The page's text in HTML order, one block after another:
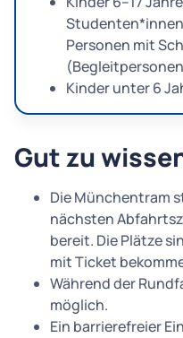
Personen mit
Kinder unter 6
Gut zu
Die Münchentram
nächsten
bereit. Die Plätze
mit Ticket
Während der
möglich.
Ein barrierefreier